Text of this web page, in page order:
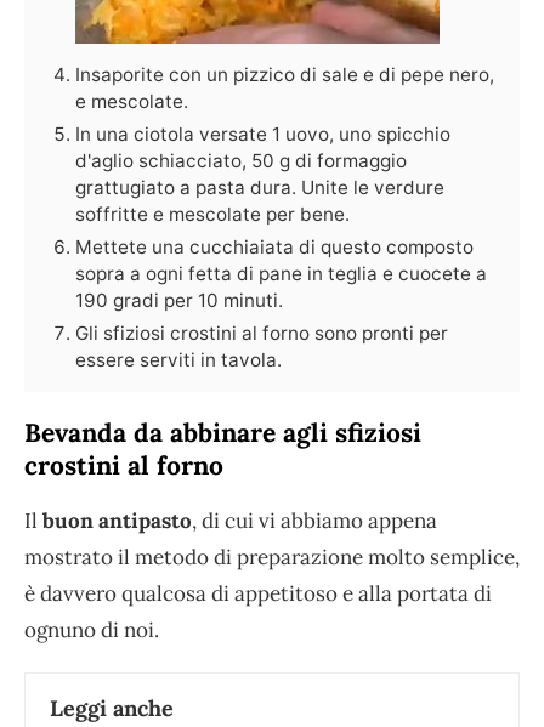
Insaporite con un pizzico di sale e di pepe nero,
e mescolate.
In una ciotola versate 1 uovo, uno spicchio
d'aglio schiacciato, 50 g di formaggio
grattugiato a pasta dura. Unite le verdure
soffritte e mescolate per bene.
Mettete una cucchiaiata di questo composto
sopra a ogni fetta di pane in teglia e cuocete a
190 gradi per 10 minuti.
Gli sfiziosi crostini al forno sono pronti per
essere serviti in tavola.
Bevanda da abbinare agli sfiziosi
crostini al forno
Il buon antipasto, di cui vi abbiamo appena
mostrato il metodo di preparazione molto semplice,
è davvero qualcosa di appetitoso e alla portata di
ognuno di noi.
Leggi anche